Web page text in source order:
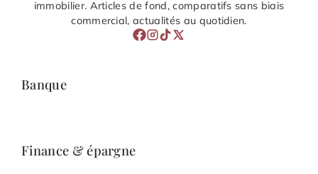
immobilier. Articles de fond, comparatifs sans biais
commercial, actualités au quotidien.
Banque
Finance & épargne